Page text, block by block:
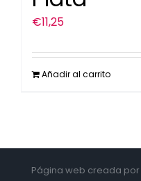
€11,25
Añadir al carrito
Página web creada por